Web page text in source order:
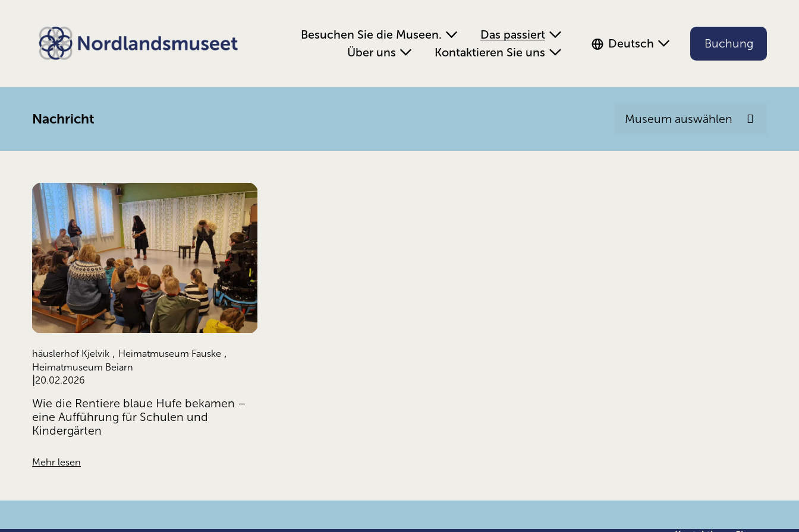
Besuchen Sie die Museen.
Das passiert
Über uns
Kontaktieren Sie uns
Deutsch Buchung
Nachricht Museum auswählen
häuslerhof Kjelvik , Heimatmuseum Fauske ,
Heimatmuseum Beiarn
20.02.2026
Wie die Rentiere blaue Hufe bekamen –
eine Aufführung für Schulen und
Kindergärten
Mehr lesen